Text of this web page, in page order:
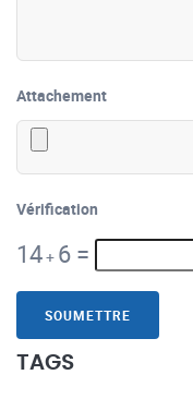
Attachement
Vérification
14+ 6 =
SOUMETTRE
TAGS